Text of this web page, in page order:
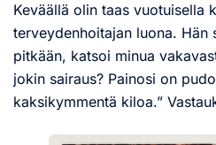
Keväällä olin taas vuotuisella
terveydenhoitajan luona. Hän
pitkään, katsoi minua
jokin sairaus? Painosi on
kaksikymmentä kiloa.”